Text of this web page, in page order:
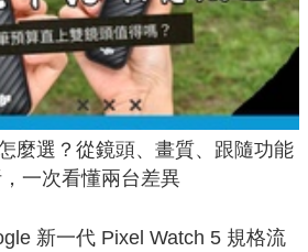
麼選？從鏡頭、畫質、跟隨功能
一次看懂兩台差異
新一代 Pixel Watch 5 規格流